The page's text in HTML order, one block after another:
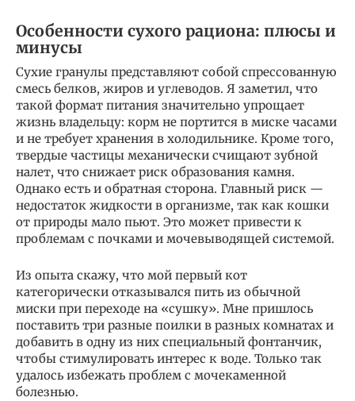
Особенности сухого рациона: плюсы и
минусы
Сухие гранулы представляют собой спрессованную
смесь белков, жиров и углеводов. Я заметил, что
такой формат питания значительно упрощает
жизнь владельцу: корм не портится в миске часами
и не требует хранения в холодильнике. Кроме того,
твердые частицы механически счищают зубной
налет, что снижает риск образования камня.
Однако есть и обратная сторона. Главный риск —
недостаток жидкости в организме, так как кошки
от природы мало пьют. Это может привести к
проблемам с почками и мочевыводящей системой.
Из опыта скажу, что мой первый кот
категорически отказывался пить из обычной
миски при переходе на «сушку». Мне пришлось
поставить три разные поилки в разных комнатах и
добавить в одну из них специальный фонтанчик,
чтобы стимулировать интерес к воде. Только так
удалось избежать проблем с мочекаменной
болезнью.